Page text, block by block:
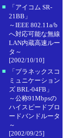
■
「アイコム SR-
21BB」
～IEEE 802.11a/b
へ対応可能な無線
LAN内蔵高速ルー
タ～
[2002/10/10]
■
「プラネックスコ
ミュニケーション
ズ BRL-04FB」
～公称91Mbpsの
ハイスピードブロ
ードバンドルータ
～
[2002/09/25]